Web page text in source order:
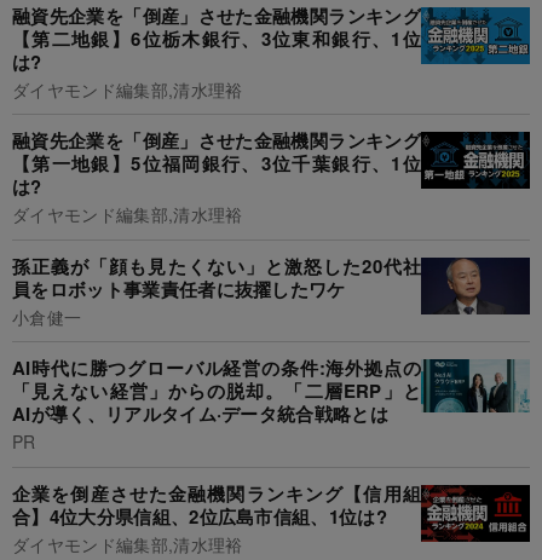
融資先企業を「倒産」させた金融機関ランキング
【第二地銀】6位栃木銀行、3位東和銀行、1位
は?
ダイヤモンド編集部,清水理裕
融資先企業を「倒産」させた金融機関ランキング
【第一地銀】5位福岡銀行、3位千葉銀行、1位
は?
ダイヤモンド編集部,清水理裕
孫正義が「顔も見たくない」と激怒した20代社
員をロボット事業責任者に抜擢したワケ
小倉健一
AI時代に勝つグローバル経営の条件:海外拠点の
「見えない経営」からの脱却。「二層ERP」と
AIが導く、リアルタイム·データ統合戦略とは
PR
企業を倒産させた金融機関ランキング【信用組
合】4位大分県信組、2位広島市信組、1位は?
ダイヤモンド編集部,清水理裕